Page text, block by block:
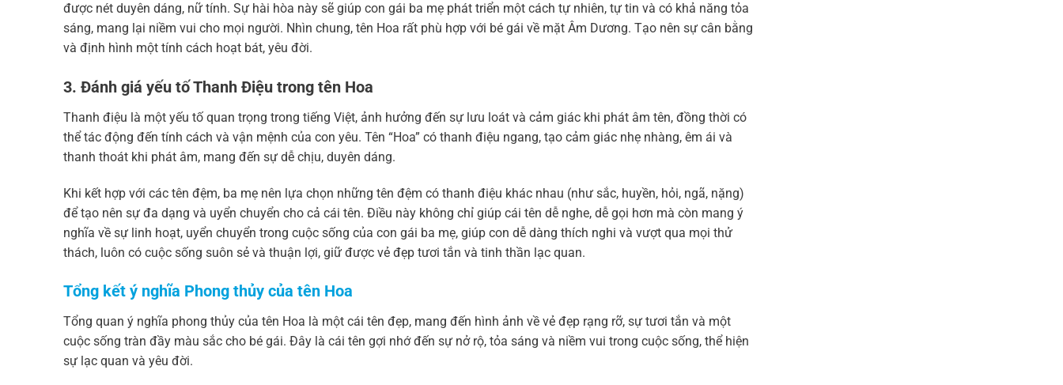
được nét duyên dáng, nữ tính. Sự hài hòa này sẽ giúp con gái ba mẹ phát triển một cách tự nhiên, tự tin và có khả năng tỏa
sáng, mang lại niềm vui cho mọi người. Nhìn chung, tên Hoa rất phù hợp với bé gái về mặt Âm Dương. Tạo nên sự cân bằng
và định hình một tính cách hoạt bát, yêu đời.
3. Đánh giá yếu tố Thanh Điệu trong tên Hoa
Thanh điệu là một yếu tố quan trọng trong tiếng Việt, ảnh hưởng đến sự lưu loát và cảm giác khi phát âm tên, đồng thời có
thể tác động đến tính cách và vận mệnh của con yêu. Tên “Hoa” có thanh điệu ngang, tạo cảm giác nhẹ nhàng, êm ái và
thanh thoát khi phát âm, mang đến sự dễ chịu, duyên dáng.
Khi kết hợp với các tên đệm, ba mẹ nên lựa chọn những tên đệm có thanh điệu khác nhau (như sắc, huyền, hỏi, ngã, nặng)
để tạo nên sự đa dạng và uyển chuyển cho cả cái tên. Điều này không chỉ giúp cái tên dễ nghe, dễ gọi hơn mà còn mang ý
nghĩa về sự linh hoạt, uyển chuyển trong cuộc sống của con gái ba mẹ, giúp con dễ dàng thích nghi và vượt qua mọi thử
thách, luôn có cuộc sống suôn sẻ và thuận lợi, giữ được vẻ đẹp tươi tắn và tinh thần lạc quan.
Tổng kết ý nghĩa Phong thủy của tên Hoa
Tổng quan ý nghĩa phong thủy của tên Hoa là một cái tên đẹp, mang đến hình ảnh về vẻ đẹp rạng rỡ, sự tươi tắn và một
cuộc sống tràn đầy màu sắc cho bé gái. Đây là cái tên gợi nhớ đến sự nở rộ, tỏa sáng và niềm vui trong cuộc sống, thể hiện
sự lạc quan và yêu đời.